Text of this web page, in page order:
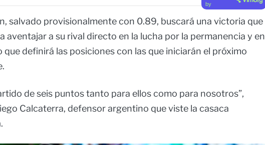
by
salvado provisionalmente con 0.89, buscará una victoria que
aventajar a su rival directo en la lucha por la permanencia y en
que definirá las posiciones con las que iniciarán el próximo
de seis puntos tanto para ellos como para nosotros”,
Calcaterra, defensor argentino que viste la casaca